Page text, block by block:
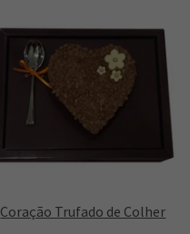
Coração Trufado de Colher